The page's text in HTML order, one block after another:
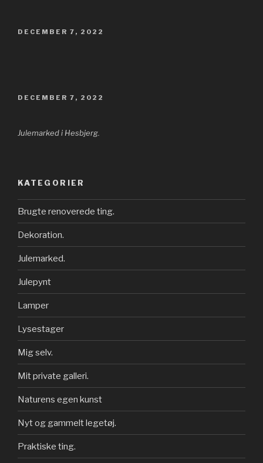
UDGIVET
DECEMBER 7, 2022
UDGIVET
DECEMBER 7, 2022
Julemarked i Hesbjerg.
KATEGORIER
Brugte renoverede ting.
Dekoration.
Julemarked.
Julepynt
Lamper
Lysestager
Mig selv.
Mit private galleri.
Naturens egen kunst
Nyt og gammelt legetøj.
Praktiske ting.